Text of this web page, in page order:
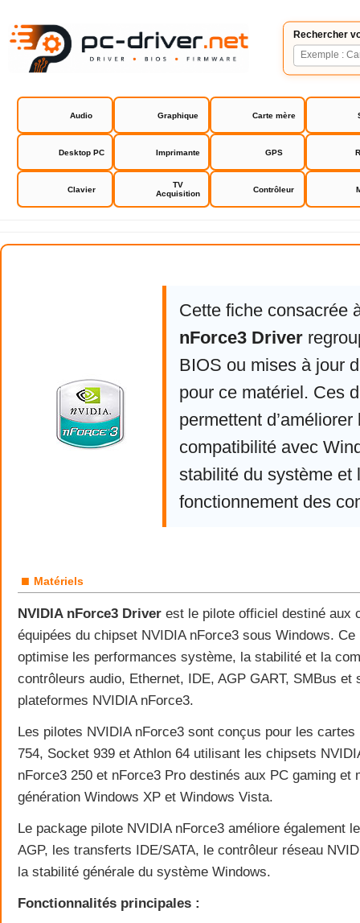
Rechercher
Audio Graphique Carte mère
Desktop PC Imprimante GPS
Clavier
TV
Acquisition
Contrôleur
NVIDIA nForce3 Driver
Cette fiche consacrée
nForce3 Driver
BIOS ou mises à jour
pour ce matériel. Ces
permettent d’améliorer
compatibilité avec
stabilité du système et
fonctionnement des
■ Matériels
NVIDIA nForce3 Driver est le pilote officiel destiné aux
équipées du chipset NVIDIA nForce3 sous Windows.
optimise les performances système, la stabilité et la
contrôleurs audio, Ethernet, IDE, AGP GART, SMBus et
plateformes NVIDIA nForce3.
Les pilotes NVIDIA nForce3 sont conçus pour les
754, Socket 939 et Athlon 64 utilisant les chipsets
nForce3 250 et nForce3 Pro destinés aux PC gaming et
génération Windows XP et Windows Vista.
Le package pilote NVIDIA nForce3 améliore également
AGP, les transferts IDE/SATA, le contrôleur réseau
la stabilité générale du système Windows.
Fonctionnalités principales :